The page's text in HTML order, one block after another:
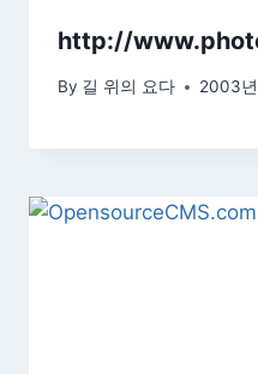
http://
By 길 위의 요다 2003